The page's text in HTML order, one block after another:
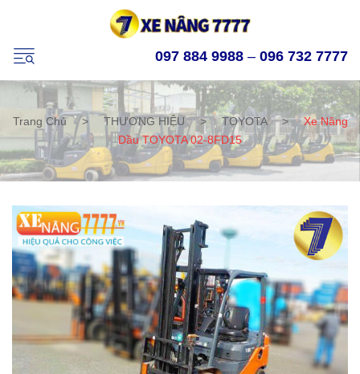
097 884 9988 – 096 732 7777
Trang Chủ > THƯƠNG HIỆU > TOYOTA >
Xe Nâng
Dầu TOYOTA 02-8FD15